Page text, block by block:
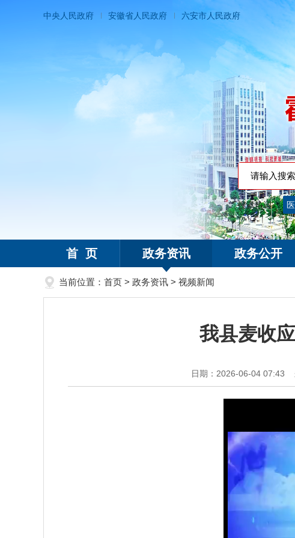
中央人民政府 安徽省人民政府 六安市人民政府
搜索热词：
首 页 政务资讯 政务公开
当前位置： 首页 > 政务资讯 > 视频新闻
我县麦收
日期：2026-06-04 07:43